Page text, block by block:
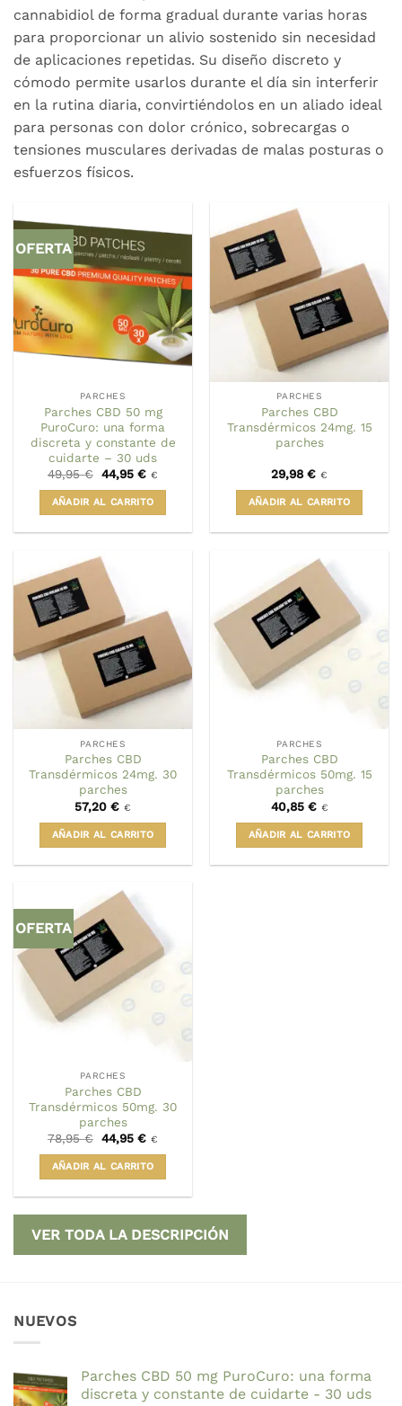
cannabidiol de forma gradual durante varias horas
para proporcionar un alivio sostenido sin necesidad
de aplicaciones repetidas. Su diseño discreto y
cómodo permite usarlos durante el día sin interferir
en la rutina diaria, convirtiéndolos en un aliado ideal
para personas con dolor crónico, sobrecargas o
tensiones musculares derivadas de malas posturas o
esfuerzos físicos.
OFERTA
PARCHES
Parches CBD 50 mg
PuroCuro: una forma
discreta y constante de
cuidarte – 30 uds
49,95€ El
precio
original
era:
49,95 €.
44,95€El
actual
es:
44,95 €.
€
AÑADIR AL CARRITO
PARCHES
Parches CBD
Transdérmicos 24mg. 15
parches
29,98€ €
AÑADIR AL CARRITO
PARCHES
Parches CBD
Transdérmicos 24mg. 30
parches
57,20 € €
AÑADIR AL CARRITO
PARCHES
Parches CBD
Transdérmicos 50mg. 15
parches
40,85 € €
AÑADIR AL CARRITO
OFERTA
PARCHES
Parches CBD
Transdérmicos 50mg. 30
parches
78,95€ El
precio
original
era:
78,95 €.
44,95€El
actual
es:
44,95 €.
€
AÑADIR AL CARRITO
VER TODA LA DESCRIPCIÓN
NUEVOS
Parches CBD 50 mg PuroCuro: una forma
discreta y constante de cuidarte - 30 uds